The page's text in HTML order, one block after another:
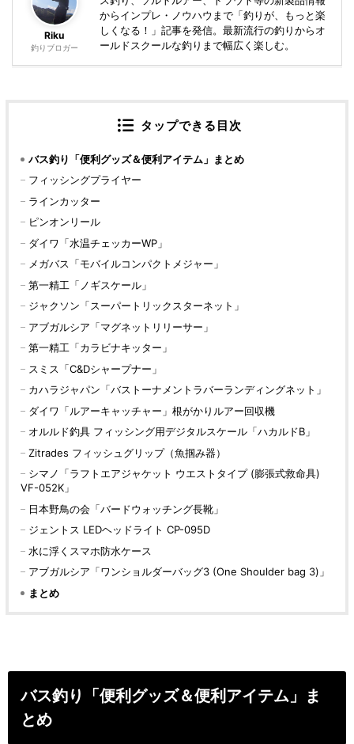
Riku
釣りブロガー
からインプレ・ノウハウまで「釣りが、もっと楽
しくなる！」記事を発信。最新流行の釣りからオ
ールドスクールな釣りまで幅広く楽しむ。
タップできる目次
バス釣り「便利グッズ＆便利アイテム」まとめ
フィッシングプライヤー
ラインカッター
ピンオンリール
ダイワ「水温チェッカーWP」
メガバス「モバイルコンパクトメジャー」
第一精工「ノギスケール」
ジャクソン「スーパートリックスターネット」
アブガルシア「マグネットリリーサー」
第一精工「カラビナキッター」
スミス「C&Dシャープナー」
カハラジャパン「バストーナメントラバーランディングネット」
ダイワ「ルアーキャッチャー」根がかりルアー回収機
オルルド釣具 フィッシング用デジタルスケール「ハカルドB」
Zitrades フィッシュグリップ（魚掴み器）
シマノ「ラフトエアジャケット ウエストタイプ (膨張式救命具)
VF-052K」
日本野鳥の会「バードウォッチング長靴」
ジェントス LEDヘッドライト CP-095D
水に浮くスマホ防水ケース
アブガルシア「ワンショルダーバッグ3 (One Shoulder bag 3)」
まとめ
バス釣り「便利グッズ＆便利アイテム」ま
とめ